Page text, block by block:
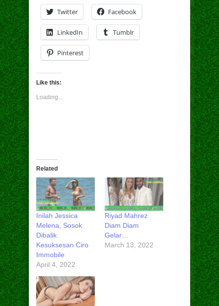
Twitter Facebook
LinkedIn Tumblr
Pinterest
Like this:
Loading...
Related
Inilah Jessica
Melena, Sosok
Dibalik
Kesuksesan Ciro
Immobile
April 4, 2022
Riyad Mahrez
Diam Diam
Gelar…
March 13, 2022